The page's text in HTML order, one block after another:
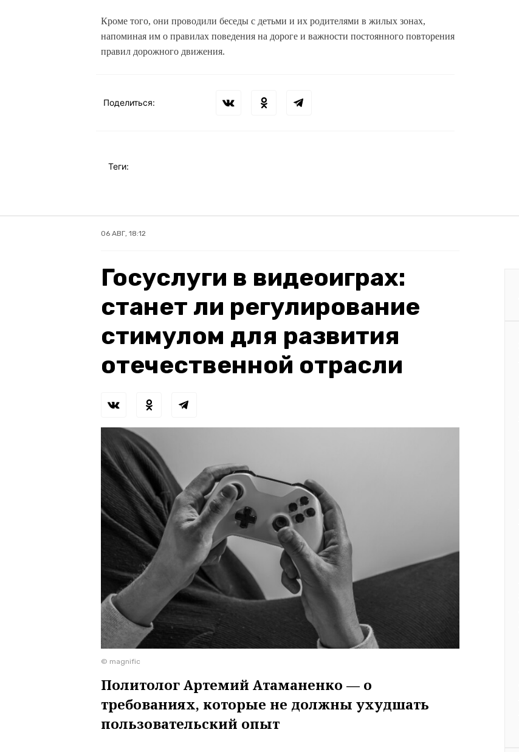
Кроме того, они проводили беседы с детьми и их родителями в жилых зонах,
напоминая им о правилах поведения на дороге и важности постоянного повторения
правил дорожного движения.
Поделиться:
Теги:
06 АВГ, 18:12
Госуслуги в видеоиграх:
станет ли регулирование
стимулом для развития
отечественной отрасли
© magnific
Политолог Артемий Атаманенко — о
требованиях, которые не должны ухудшать
пользовательский опыт